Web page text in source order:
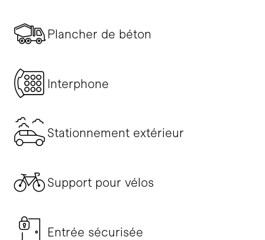
Plancher de béton
Interphone
Stationnement extérieur
Support pour vélos
Entrée sécurisée